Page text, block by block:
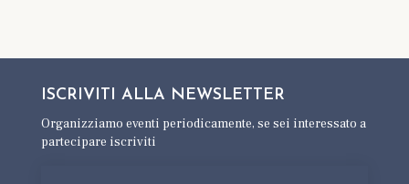
ISCRIVITI ALLA NEWSLETTER
Organizziamo eventi periodicamente,se sei interessato a
partecipare iscriviti